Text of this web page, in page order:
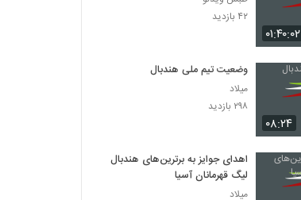
۰۱:۴۰:۰۲
۴۲ بازدید
۰۸:۲۴
وضعیت تیم ملی هندبال
میلاد
۲۹۸ بازدید
اهدای جوایز به برترین‌های هندبال
لیگ قهرمانان آسیا
میلاد